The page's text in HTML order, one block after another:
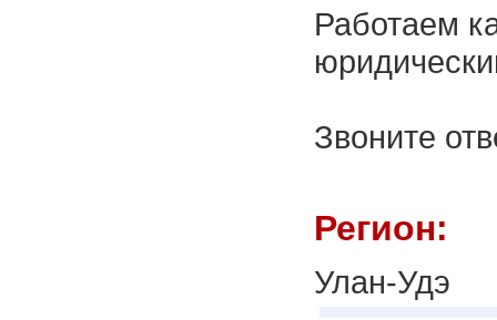
Работаем
Звоните
Регион:
Улан-Удэ